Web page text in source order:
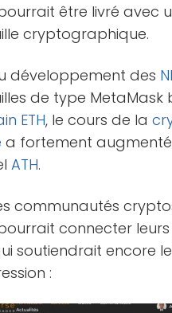
être livré avec
cryptographique.
développement des
de type MetaMask
ETH, le cours de la
a fortement
ATH.
communautés
connecter
soutiendrait encore
: